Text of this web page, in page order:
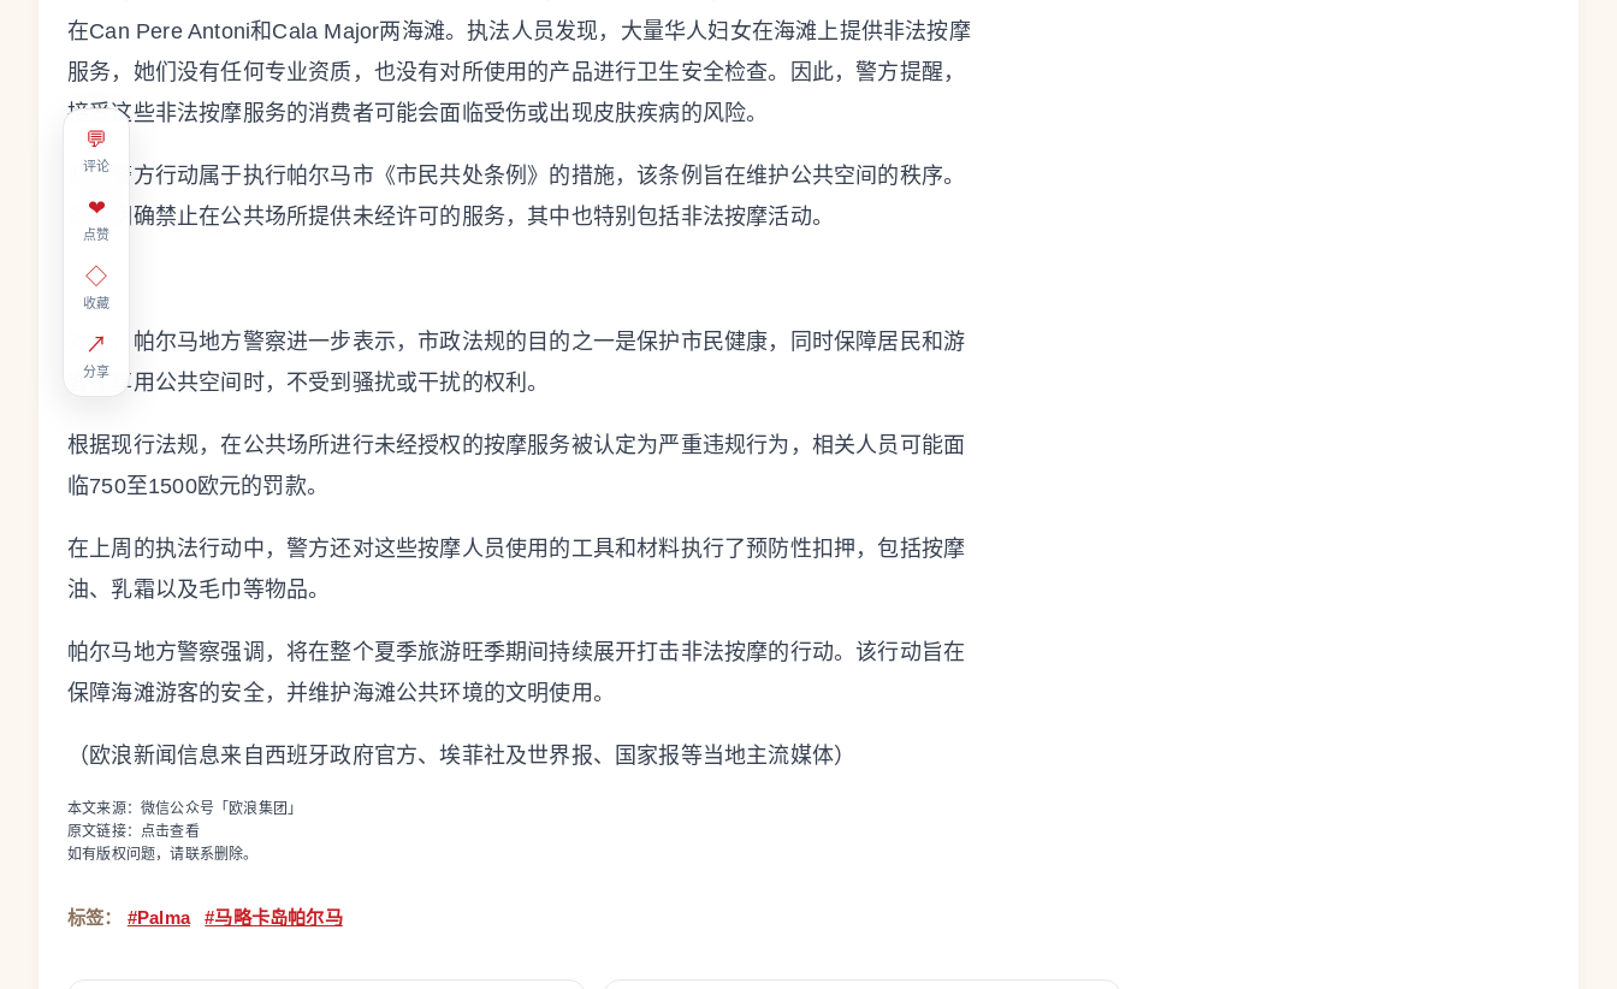
💬
评论
❤
点赞
◇
收藏
↗
分享
在Can Pere Antoni和Cala Major两海滩。执法人员发现，大量华人妇女在海滩上提供非法按摩
服务，她们没有任何专业资质，也没有对所使用的产品进行卫生安全检查。因此，警方提醒，
接受这些非法按摩服务的消费者可能会面临受伤或出现皮肤疾病的风险。
此次警方行动属于执行帕尔马市《市民共处条例》的措施，该条例旨在维护公共空间的秩序。
条例明确禁止在公共场所提供未经许可的服务，其中也特别包括非法按摩活动。
对此，帕尔马地方警察进一步表示，市政法规的目的之一是保护市民健康，同时保障居民和游
客在享用公共空间时，不受到骚扰或干扰的权利。
根据现行法规，在公共场所进行未经授权的按摩服务被认定为严重违规行为，相关人员可能面
临750至1500欧元的罚款。
在上周的执法行动中，警方还对这些按摩人员使用的工具和材料执行了预防性扣押，包括按摩
油、乳霜以及毛巾等物品。
帕尔马地方警察强调，将在整个夏季旅游旺季期间持续展开打击非法按摩的行动。该行动旨在
保障海滩游客的安全，并维护海滩公共环境的文明使用。
（欧浪新闻信息来自西班牙政府官方、埃菲社及世界报、国家报等当地主流媒体）
本文来源：微信公众号「欧浪集团」
原文链接： 点击查看
如有版权问题，请联系删除。
标签： #Palma #马略卡岛帕尔马